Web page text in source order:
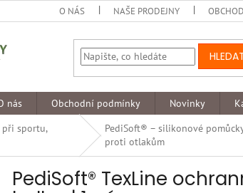
O NÁS NAŠE PRODEJNY
nás Obchodní podmínky Novinky
při sportu,
PediSoft® – silikonové
proti otlakům
PediSoft® TexLine